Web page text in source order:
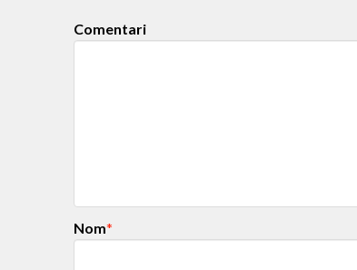
Comentari
Nom*